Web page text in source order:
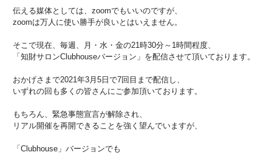
伝える媒体としては、zoomでもいいのですが、
zoomは万人に使い勝手が良いとはいえません。
そこで現在、毎週、月・水・金の21時30分～1時間程度、
「知財サロンClubhouseバージョン」を配信させて頂いております。
おかげさまで2021年3月5日で7回目まで配信し、
いずれの回も多くの皆さんにご参加頂いております。
もちろん、緊急事態宣言が解除され、
リアル開催を再開できることを強く望んでいますが、
「Clubhouse」バージョンでも